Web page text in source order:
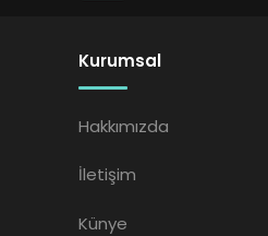
Kurumsal
Hakkımızda
İletişim
Künye